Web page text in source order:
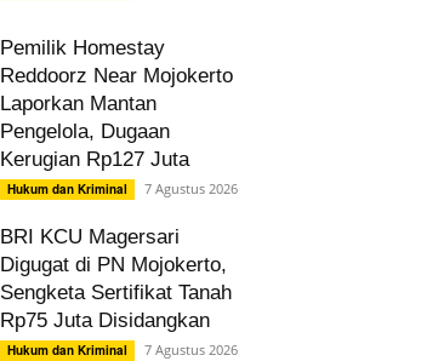
Pemilik Homestay
Reddoorz Near Mojokerto
Laporkan Mantan
Pengelola, Dugaan
Kerugian Rp127 Juta
Hukum dan Kriminal 7 Agustus 2026
BRI KCU Magersari
Digugat di PN Mojokerto,
Sengketa Sertifikat Tanah
Rp75 Juta Disidangkan
Hukum dan Kriminal 7 Agustus 2026